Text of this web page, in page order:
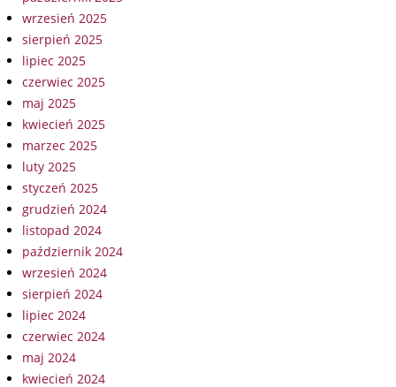
wrzesień 2025
sierpień 2025
lipiec 2025
czerwiec 2025
maj 2025
kwiecień 2025
marzec 2025
luty 2025
styczeń 2025
grudzień 2024
listopad 2024
październik 2024
wrzesień 2024
sierpień 2024
lipiec 2024
czerwiec 2024
maj 2024
kwiecień 2024